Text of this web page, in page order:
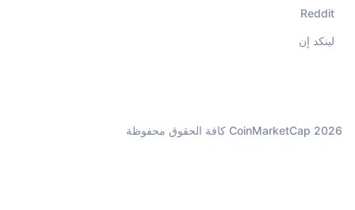
Reddit
لينكد إن
CoinMarketCap 2026 كافة الحقوق محفوظة